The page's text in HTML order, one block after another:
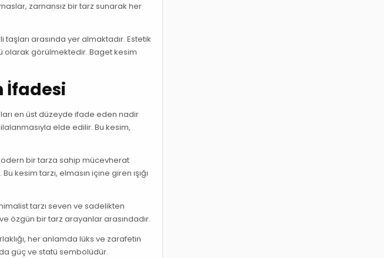
zamansız bir tarz sunarak her
arasında yer almaktadır. Estetik
olarak görülmektedir. Baget kesim
İfadesi
en üst düzeyde ifade eden nadir
elde edilir. Bu kesim,
bir tarza sahip mücevherat
kesim tarzı, elmasın içine giren ışığı
tarzı seven ve sadelikten
özgün bir tarz arayanlar arasındadır.
her anlamda lüks ve zarafetin
güç ve statü sembolüdür.